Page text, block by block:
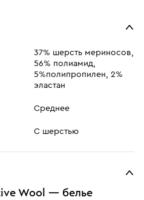
37% шерсть мериносов,
56% полиамид,
5%полипропилен, 2%
эластан
Среднее
С шерстью
Wool — белье